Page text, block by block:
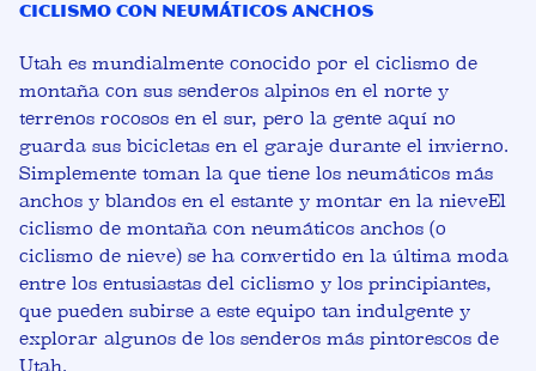
Ciclismo con neumáticos anchos
Utah es mundialmente conocido por el ciclismo de
montaña con sus senderos alpinos en el norte y
terrenos rocosos en el sur, pero la gente aquí no
guarda sus bicicletas en el garaje durante el invierno.
Simplemente toman la que tiene los neumáticos más
anchos y blandos en el estante y montar en la nieveEl
ciclismo de montaña con neumáticos anchos (o
ciclismo de nieve) se ha convertido en la última moda
entre los entusiastas del ciclismo y los principiantes,
que pueden subirse a este equipo tan indulgente y
explorar algunos de los senderos más pintorescos de
Utah.